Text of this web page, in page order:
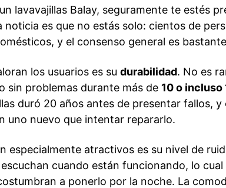
lavavajillas Balay, seguramente te estés
es que no estás solo: cientos de
y el consenso general es
los usuarios es su durabilidad. No es
sin problemas durante más de 10 o incluso
duró 20 años antes de presentar fallos,
uno nuevo que intentar repararlo.
especialmente atractivos es su nivel de
cuando están funcionando, lo
a ponerlo por la noche. La